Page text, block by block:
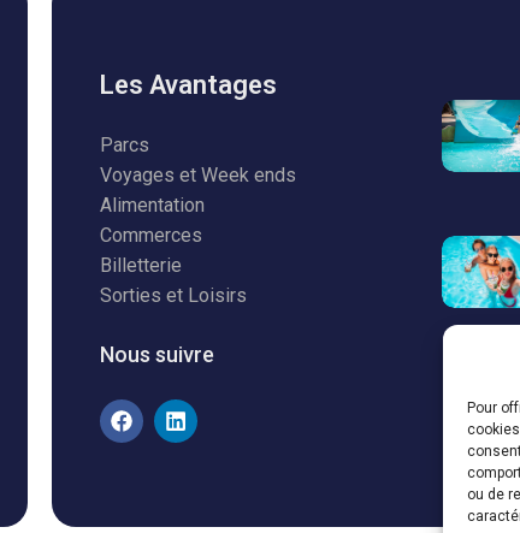
Pour
ou de
Les Avantages
Parcs
Voyages et Week ends
Alimentation
Commerces
Billetterie
Sorties et Loisirs
Nous suivre